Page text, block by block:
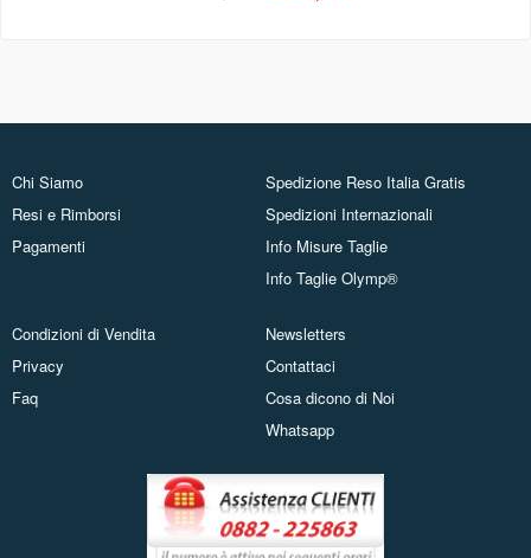
Chi Siamo
Resi e Rimborsi
Pagamenti
Spedizione Reso Italia Gratis
Spedizioni Internazionali
Info Misure Taglie
Info Taglie Olymp®
Condizioni di Vendita
Privacy
Faq
Newsletters
Contattaci
Cosa dicono di Noi
Whatsapp